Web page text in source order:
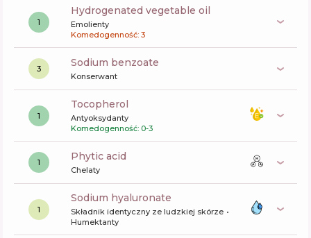
1
hydrogenated vegetable oil
Emolienty
Komedogenność: 3
3 sodium benzoate
Konserwant
1
tocopherol
Antyoksydanty
Komedogenność: 0-3
1 phytic acid
Chelaty
1
sodium hyaluronate
Składnik identyczny ze ludzkiej skórze
Humektanty